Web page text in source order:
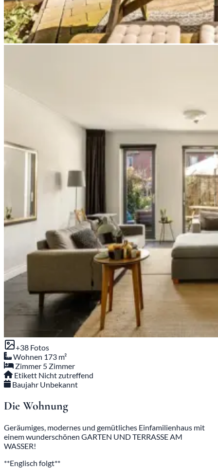
+38 Fotos
Wohnen 173 m²
Zimmer 5 Zimmer
Etikett Nicht zutreffend
Baujahr Unbekannt
Die Wohnung
Geräumiges, modernes und gemütliches Einfamilienhaus mit
einem wunderschönen GARTEN UND TERRASSE AM
WASSER!
**Englisch folgt**